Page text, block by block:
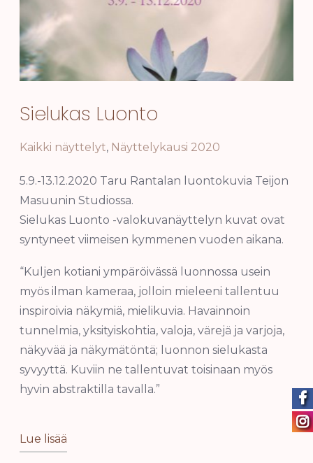
Sielukas Luonto
Kaikki näyttelyt, Näyttelykausi 2020
5.9.-13.12.2020 Taru Rantalan luontokuvia Teijon
Masuunin Studiossa.
Sielukas Luonto -valokuvanäyttelyn kuvat ovat
syntyneet viimeisen kymmenen vuoden aikana.
“Kuljen kotiani ympäröivässä luonnossa usein
myös ilman kameraa, jolloin mieleeni tallentuu
inspiroivia näkymiä, mielikuvia. Havainnoin
tunnelmia, yksityiskohtia, valoja, värejä ja varjoja,
näkyvää ja näkymätöntä; luonnon sielukasta
syvyyttä. Kuviin ne tallentuvat toisinaan myös
hyvin abstraktilla tavalla.”
Lue lisää